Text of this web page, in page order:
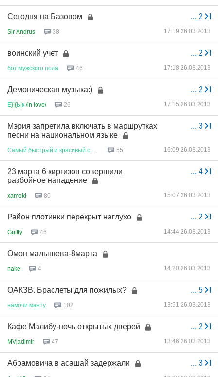
... 2
Сегодня на Базовом
Sir Andrus 38 17:19 26.03.2013
... 2
воинский учет
бот мужского пола 46 17:18 26.03.2013
... 2
Демоническая музыка:)
Е}|{Ь|к /in love/ 26 17:15 26.03.2013
... 3
Мэрия запретила включать в маршрутках
песни на национальном языке
Самый быстрый и красивый самол ... 55 16:09 26.03.2013
... 4
23 марта 6 киргизов совершили
разбойное нападение
xamoki 80 15:07 26.03.2013
... 2
Район плотинки перекрыт наглухо
Guilty 46 14:44 26.03.2013
Омон малышева-8марта
nake 4 14:20 26.03.2013
... 5
ОАКЗВ. Браслеты для пожилых?
намочи манту 102 13:51 26.03.2013
... 2
Кафе Малибу-ночь открытых дверей
MVladimir 47 13:46 26.03.2013
... 3
Абрамовича в асашай задержали